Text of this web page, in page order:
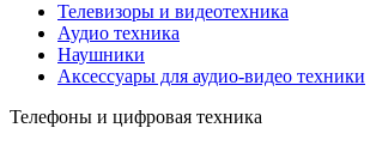
Телевизоры и видеотехника
Аудио техника
Наушники
Аксессуары для аудио-видео техники
Телефоны и цифровая техника